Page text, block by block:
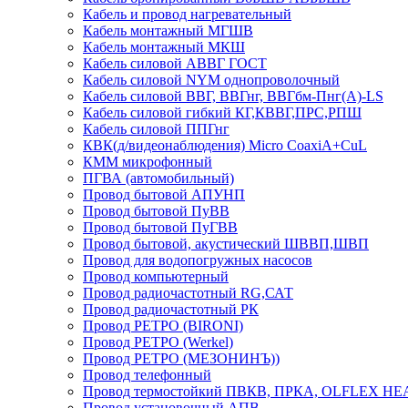
Кабель и провод нагревательный
Кабель монтажный МГШВ
Кабель монтажный МКШ
Кабель силовой АВВГ ГОСТ
Кабель силовой NYM однопроволочный
Кабель силовой ВВГ, ВВГнг, ВВГбм-Пнг(А)-LS
Кабель силовой гибкий КГ,КВВГ,ПРС,РПШ
Кабель силовой ППГнг
КВК(д/видеонаблюдения) Micro CoaxiA+CuL
КММ микрофонный
ПГВА (автомобильный)
Провод бытовой АПУНП
Провод бытовой ПуВВ
Провод бытовой ПуГВВ
Провод бытовой, акустический ШВВП,ШВП
Провод для водопогружных насосов
Провод компьютерный
Провод радиочастотный RG,САТ
Провод радиочастотный РК
Провод РЕТРО (BIRONI)
Провод РЕТРО (Werkel)
Провод РЕТРО (МЕЗОНИНЪ))
Провод телефонный
Провод термостойкий ПВКВ, ПРКА, OLFLEX